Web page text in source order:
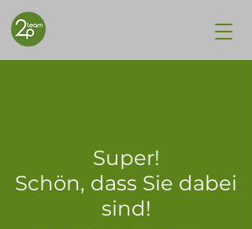
Super!
Schön, dass Sie dabei
sind!